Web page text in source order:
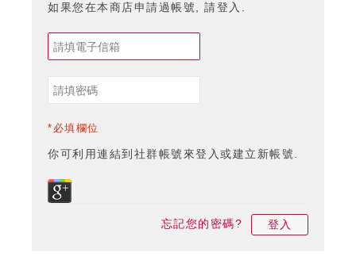
如果您在本商店申請過帳號, 請登入.
*必填欄位
你可利用連結到社群帳號來登入或建立新帳號.
忘記您的密碼? 登入